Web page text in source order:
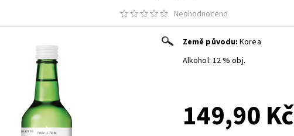
Neohodnoceno
Země původu: Korea
Alkohol: 12 % obj.
149,90 Kč